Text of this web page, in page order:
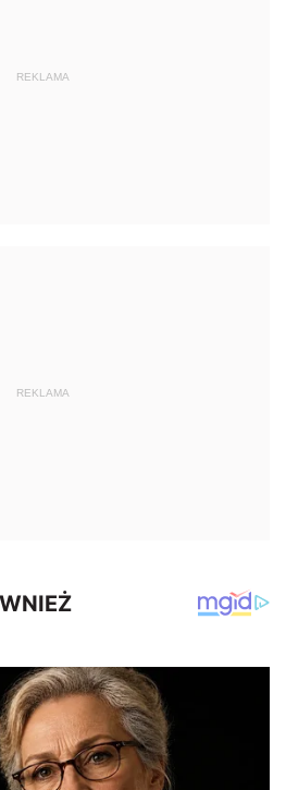
REKLAMA
REKLAMA